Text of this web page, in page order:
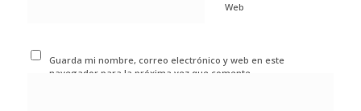
Web
Guarda mi nombre, correo electrónico y web en este
navegador para la próxima vez que comente.